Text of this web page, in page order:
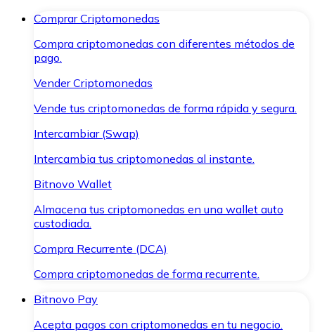
Comprar Criptomonedas
Compra criptomonedas con diferentes métodos de
pago.
Vender Criptomonedas
Vende tus criptomonedas de forma rápida y segura.
Intercambiar (Swap)
Intercambia tus criptomonedas al instante.
Bitnovo Wallet
Almacena tus criptomonedas en una wallet auto
custodiada.
Compra Recurrente (DCA)
Compra criptomonedas de forma recurrente.
Bitnovo Pay
Acepta pagos con criptomonedas en tu negocio.